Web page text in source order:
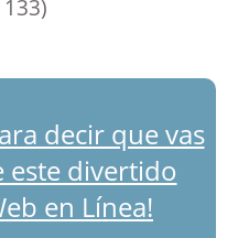
decir que vas
este divertido
en Línea!